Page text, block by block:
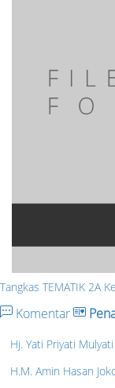
Tangkas TEMATIK 2A
Komentar
Hj. Yati Priyati Mulyati
H.M. Amin Hasan